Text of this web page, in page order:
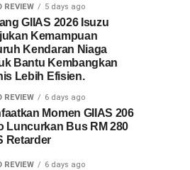
REVIEW 5 days ago
GIIAS 2026 Isuzu
Kemampuan
Kendaran Niaga
Bantu Kembangkan
Lebih Efisien.
REVIEW 6 days ago
Momen GIIAS 206
Luncurkan Bus RM 280
Retarder
REVIEW 6 days ago